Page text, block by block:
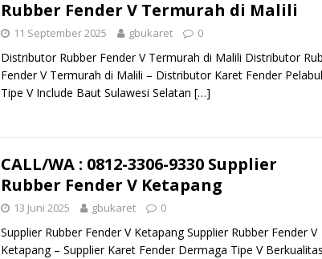
Rubber Fender V Termurah di Malili
11 September 2025 gbukaret 0
Distributor Rubber Fender V Termurah di Malili Distributor
Fender V Termurah di Malili – Distributor Karet Fender
Tipe V Include Baut Sulawesi Selatan […]
CALL/WA : 0812-3306-9330 Supplier
Rubber Fender V Ketapang
13 Juni 2025 gbukaret 0
Supplier Rubber Fender V Ketapang Supplier Rubber Fender V
Ketapang – Supplier Karet Fender Dermaga Tipe V